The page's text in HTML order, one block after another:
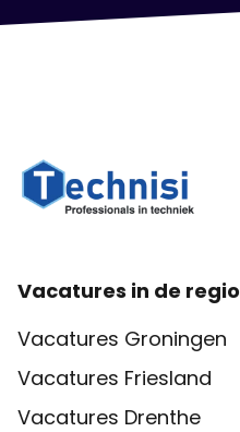
Vacatures in de regio
Vacatures Groningen
Vacatures Friesland
Vacatures Drenthe